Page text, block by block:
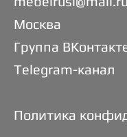
Москва
Группа
Telegram-канал
Политика